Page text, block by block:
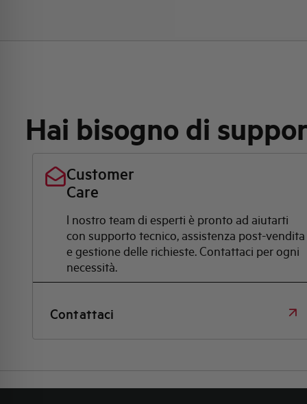
Hai bisogno di
Customer
Care
l nostro team di esperti è pronto ad aiutarti
con supporto tecnico, assistenza post-vendita
e gestione delle richieste. Contattaci per ogni
necessità.
Contattaci